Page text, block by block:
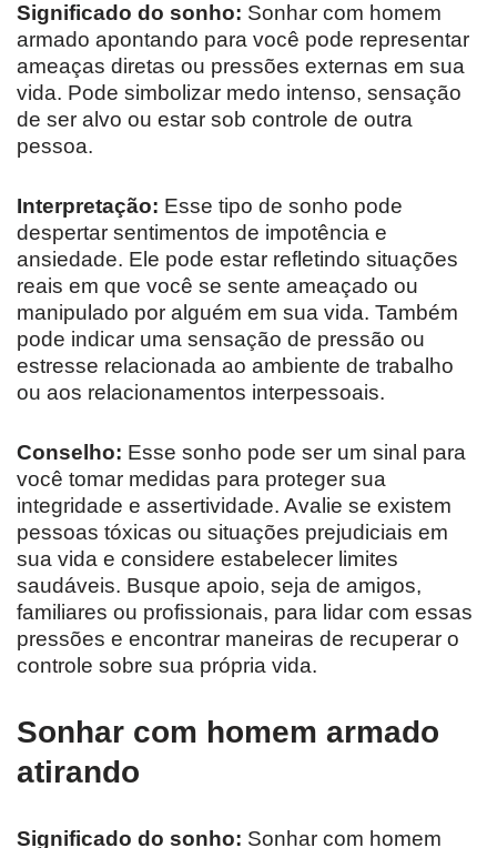
Significado do sonho: Sonhar com homem
armado apontando para você pode representar
ameaças diretas ou pressões externas em sua
vida. Pode simbolizar medo intenso, sensação
de ser alvo ou estar sob controle de outra
pessoa.
Interpretação: Esse tipo de sonho pode
despertar sentimentos de impotência e
ansiedade. Ele pode estar refletindo situações
reais em que você se sente ameaçado ou
manipulado por alguém em sua vida. Também
pode indicar uma sensação de pressão ou
estresse relacionada ao ambiente de trabalho
ou aos relacionamentos interpessoais.
Conselho: Esse sonho pode ser um sinal para
você tomar medidas para proteger sua
integridade e assertividade. Avalie se existem
pessoas tóxicas ou situações prejudiciais em
sua vida e considere estabelecer limites
saudáveis. Busque apoio, seja de amigos,
familiares ou profissionais, para lidar com essas
pressões e encontrar maneiras de recuperar o
controle sobre sua própria vida.
Sonhar com homem armado
atirando
Significado do sonho: Sonhar com homem